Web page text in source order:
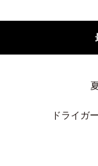
ドライガ